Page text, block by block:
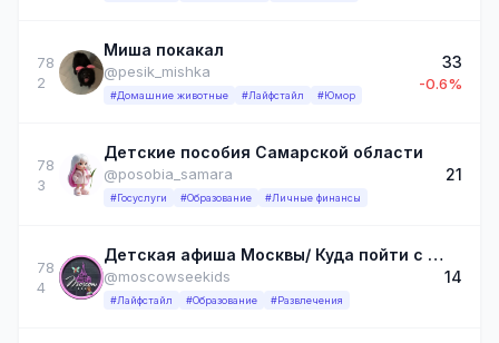
78
2
Миша покакал
@pesik_mishka
#Домашние животные #Лайфстайл #Юмор
33
-0.6%
78
3
Детские пособия Самарской области
@posobia_samara
#Госуслуги #Образование #Личные финансы
21
78
4
Детская афиша Москвы/ Куда пойти с детьми бесплатно или со скидкой
@moscowseekids
#Лайфстайл #Образование #Развлечения
14